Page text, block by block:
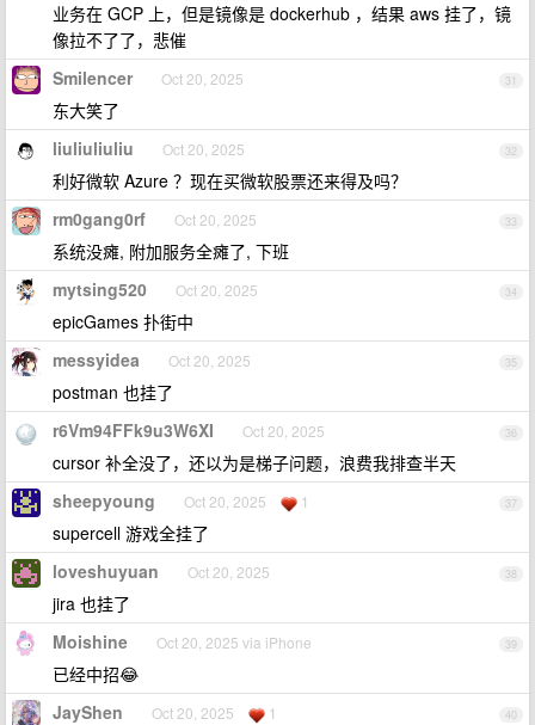
业务在 GCP 上，但是镜像是 dockerhub ，结果 aws 挂了，镜
像拉不了了，悲催
31
Smilencer Oct 20, 2025
东大笑了
32
liuliuliuliu Oct 20, 2025
利好微软 Azure ？现在买微软股票还来得及吗？
33
rm0gang0rf Oct 20, 2025
系统没瘫, 附加服务全瘫了, 下班
34
mytsing520 Oct 20, 2025
epicGames 扑街中
35
messyidea Oct 20, 2025
postman 也挂了
36
r6Vm94FFk9u3W6XI Oct 20, 2025
cursor 补全没了，还以为是梯子问题，浪费我排查半天
37
sheepyoung Oct 20, 2025 1
supercell 游戏全挂了
38
loveshuyuan Oct 20, 2025
jira 也挂了
39
Moishine Oct 20, 2025 via iPhone
已经中招😂
40
JayShen Oct 20, 2025 1